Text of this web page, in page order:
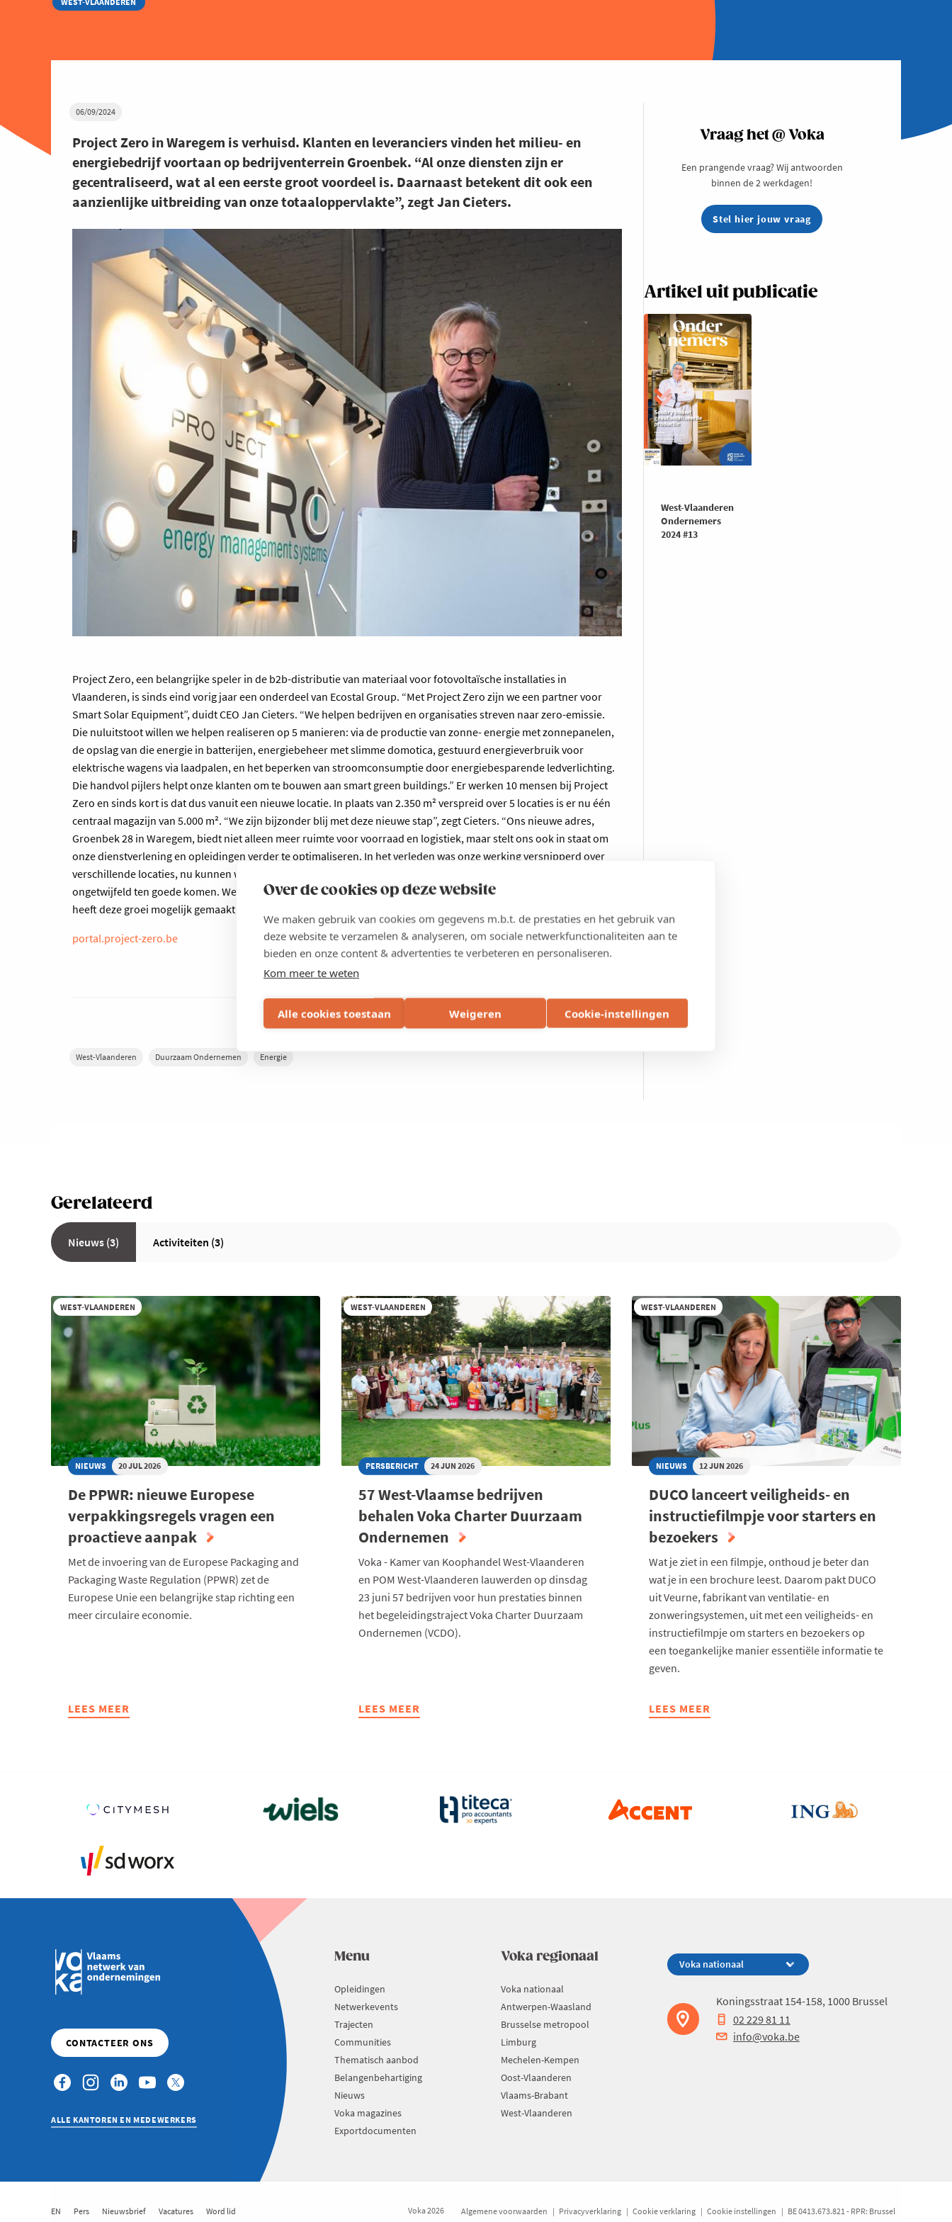
Over de cookies op deze website
We maken gebruik van cookies om gegevens m.b.t. de prestaties en het gebruik van
deze website te verzamelen & analyseren, om sociale netwerkfunctionaliteiten aan te
bieden en onze content & advertenties te verbeteren en personaliseren.
Kom meer te weten
Alle cookies toestaan Weigeren Cookie-instellingen
WEST-VLAANDEREN
06/09/2024
Project Zero in Waregem is verhuisd. Klanten en leveranciers vinden het milieu- en
energiebedrijf voortaan op bedrijventerrein Groenbek. “Al onze diensten zijn er
gecentraliseerd, wat al een eerste groot voordeel is. Daarnaast betekent dit ook een
aanzienlijke uitbreiding van onze totaaloppervlakte”, zegt Jan Cieters.
Project Zero, een belangrijke speler in de b2b-distributie van materiaal voor fotovoltaïsche installaties in
Vlaanderen, is sinds eind vorig jaar een onderdeel van Ecostal Group. “Met Project Zero zijn we een partner voor
Smart Solar Equipment”, duidt CEO Jan Cieters. “We helpen bedrijven en organisaties streven naar zero-emissie.
Die nuluitstoot willen we helpen realiseren op 5 manieren: via de productie van zonne- energie met zonnepanelen,
de opslag van die energie in batterijen, energiebeheer met slimme domotica, gestuurd energieverbruik voor
elektrische wagens via laadpalen, en het beperken van stroomconsumptie door energiebesparende ledverlichting.
Die handvol pijlers helpt onze klanten om te bouwen aan smart green buildings.” Er werken 10 mensen bij Project
Zero en sinds kort is dat dus vanuit een nieuwe locatie. In plaats van 2.350 m² verspreid over 5 locaties is er nu één
centraal magazijn van 5.000 m². “We zijn bijzonder blij met deze nieuwe stap”, zegt Cieters. “Ons nieuwe adres,
Groenbek 28 in Waregem, biedt niet alleen meer ruimte voor voorraad en logistiek, maar stelt ons ook in staat om
onze dienstverlening en opleidingen verder te optimaliseren. In het verleden was onze werking versnipperd over
verschillende locaties, nu kunnen we gecentraliseerd werken vanuit één locatie. Dat zal onze activiteiten
ongetwijfeld ten goede komen. We zijn enorm dankbaar voor het vertrouwen van onze klanten en partners. Dat
heeft deze groei mogelijk gemaakt.” (JM - Foto Kurt)
portal.project-zero.be
Deel
West-Vlaanderen Duurzaam Ondernemen Energie
Vraag het @ Voka
Een prangende vraag? Wij antwoorden
binnen de 2 werkdagen!
Stel hier jouw vraag
Artikel uit publicatie
West-Vlaanderen
Ondernemers
2024 #13
Gerelateerd
Nieuws (3) Activiteiten (3)
WEST-VLAANDEREN
NIEUWS 20 JUL 2026
De PPWR: nieuwe Europese
verpakkingsregels vragen een
proactieve aanpak
Met de invoering van de Europese Packaging and
Packaging Waste Regulation (PPWR) zet de
Europese Unie een belangrijke stap richting een
meer circulaire economie.
LEES MEER
ABOUT
VRAGEN
PROACTIEVE
AANPAK
WEST-VLAANDEREN
PERSBERICHT 24 JUN 2026
57 West-Vlaamse bedrijven
behalen Voka Charter Duurzaam
Ondernemen
Voka - Kamer van Koophandel West-Vlaanderen
en POM West-Vlaanderen lauwerden op dinsdag
23 juni 57 bedrijven voor hun prestaties binnen
het begeleidingstraject Voka Charter Duurzaam
Ondernemen (VCDO).
LEES MEER
ABOUT
WEST-VLAANDEREN
NIEUWS 12 JUN 2026
DUCO lanceert veiligheids- en
instructiefilmpje voor starters en
bezoekers
Wat je ziet in een filmpje, onthoud je beter dan
wat je in een brochure leest. Daarom pakt DUCO
uit Veurne, fabrikant van ventilatie- en
zonweringsystemen, uit met een veiligheids- en
instructiefilmpje om starters en bezoekers op
een toegankelijke manier essentiële informatie te
geven.
LEES MEER
ABOUT
VOOR
ALLE KANTOREN EN MEDEWERKERS
Menu
Opleidingen
Netwerkevents
Trajecten
Communities
Thematisch aanbod
Belangenbehartiging
Nieuws
Voka magazines
Exportdocumenten
Voka regionaal
Voka nationaal
Antwerpen-Waasland
Brusselse metropool
Limburg
Mechelen-Kempen
Oost-Vlaanderen
Vlaams-Brabant
West-Vlaanderen
Koningsstraat 154-158, 1000 Brussel
02 229 81 11
info@voka.be
EN Pers Nieuwsbrief Vacatures Word lid Voka 2026 Algemene voorwaarden Privacyverklaring Cookie verklaring Cookie instellingen BE 0413.673.821 - RPR: Brussel